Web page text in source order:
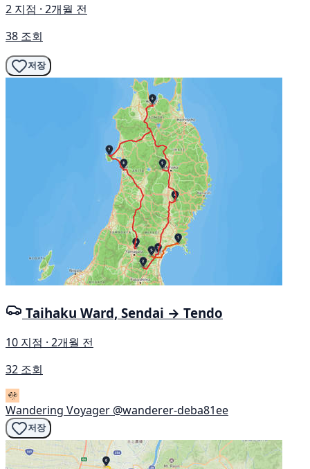
2 지점 · 2개월 전
38 조회
저장
Taihaku Ward, Sendai → Tendo
10 지점 · 2개월 전
32 조회
Wandering Voyager @wanderer-deba81ee
저장